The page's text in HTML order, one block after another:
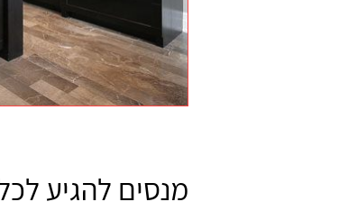
מנסים להגיע